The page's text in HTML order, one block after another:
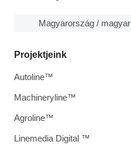
Magyarország / magyar
Projektjeink
Autoline™
Machineryline™
Agroline™
Linemedia Digital ™